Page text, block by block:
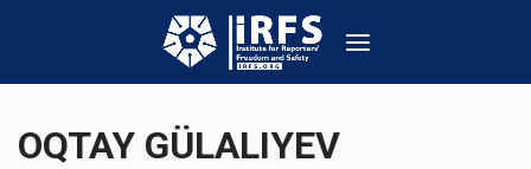
OQTAY GÜLALIYEV